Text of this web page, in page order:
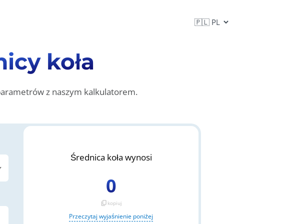
koła
z naszym kalkulatorem.
Średnica koła wynosi
0
content_copy kopiuj
Przeczytaj wyjaśnienie poniżej